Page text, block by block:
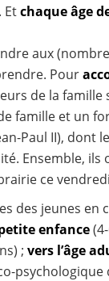
Etchaque âge
aux
Pour
de la famille
famille et un
Paul II),
Ensemble, ils
ce
des jeunes en
enfance
; vers l’âge
psychologique